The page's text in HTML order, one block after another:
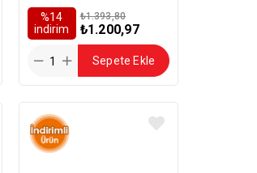
%14
i̇ndirim
₺1.200,97
₺1.393,80
Sepete Ekle